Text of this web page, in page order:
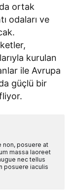
ortak
odaları ve
kurulan
ile Avrupa
güçlü bir
non, posuere at
massa laoreet
nec tellus
posuere iaculis